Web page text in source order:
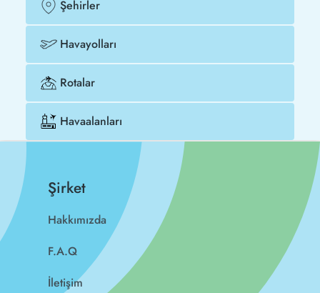
Şehirler
Havayolları
Rotalar
Havaalanları
Şirket
Hakkımızda
F.A.Q
İletişim